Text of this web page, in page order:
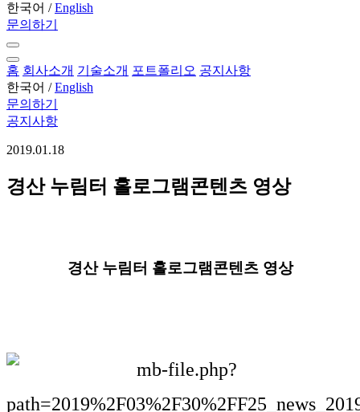
한국어 / English
문의하기
홈 회사소개 기술소개 포트폴리오 공지사항
한국어 / English
문의하기
공지사항
2019.01.18
경산 누림터 홀로그램콘텐츠 영상
경산 누림터 홀로그램콘텐츠 영상